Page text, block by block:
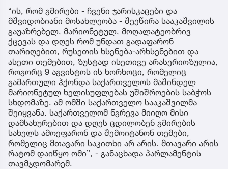
“ის, რომ გმირები - ჩვენი ჯარისკაცები და
მშვიდობიანი მოსახლეობა - შეეწირა სააკაშვილის
გაუაზრებელ, მარიონეტულ, მოღალატეობრივ
ქცევას და დღეს რომ უნდათ გადაფარონ
თარიღებით, რუსეთის ხსენება-არხსენებით და
ასეთი თემებით, ზუსტად ისეთივე არასერიოზულია,
როგორც 9 აგვისტოს ის ხორხოცი, რომელიც
გამართული ჰქონდა საქართველოს მაშინდელ
მარიონეტულ ხელისუფლებას უშიშროების საბჭოს
სხდომაზე. ამ ომში საქართველო სააკაშვილმა
შეიყვანა. საქართველომ ნგრევა მიიღო მისი
დამსახურებით და დღეს ცდილობენ გმირების
სახელს ამოეფარონ და შემოიტანონ თემები,
რომელიც მთავარი საკითხი არ არის. მთავარი არის
რატომ დაიწყო ომი”, - განაცხადა პარლამენტის
თავმჯდომარემ.